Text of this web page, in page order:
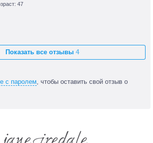
47
Показать все отзывы 4
с паролем, чтобы оставить свой отзыв о